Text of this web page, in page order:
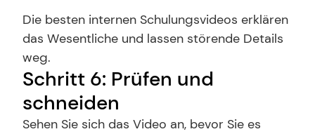
Die besten internen Schulungsvideos erklären
das Wesentliche und lassen störende Details
weg.
Schritt 6: Prüfen und
schneiden
Sehen Sie sich das Video an, bevor Sie es